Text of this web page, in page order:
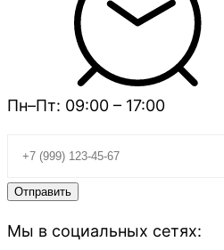
Пн–Пт: 09:00 – 17:00
Мы в социальных сетях: